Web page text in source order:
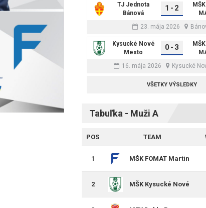
TJ Jednota
Bánová
1 - 2
23. mája 2026
Kysucké Nové
Mesto
0 - 3
16. mája 2026
Kysucké
VŠETKY VÝSLEDKY
Tabuľka - Muži A
POS TEAM
1 MŠK FOMAT Martin
2
MŠK Kysucké Nové
Mesto